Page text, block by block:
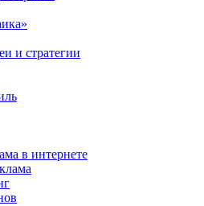
и стратегии
в интернете